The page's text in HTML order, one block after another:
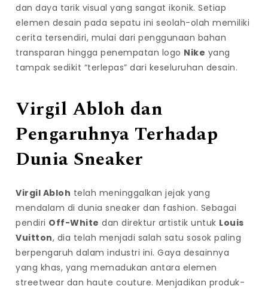
dan daya tarik visual yang sangat ikonik. Setiap
elemen desain pada sepatu ini seolah-olah memiliki
cerita tersendiri, mulai dari penggunaan bahan
transparan hingga penempatan logo Nike yang
tampak sedikit “terlepas” dari keseluruhan desain.
Virgil Abloh dan
Pengaruhnya Terhadap
Dunia Sneaker
Virgil Abloh telah meninggalkan jejak yang
mendalam di dunia sneaker dan fashion. Sebagai
pendiri Off-White dan direktur artistik untuk Louis
Vuitton, dia telah menjadi salah satu sosok paling
berpengaruh dalam industri ini. Gaya desainnya
yang khas, yang memadukan antara elemen
streetwear dan haute couture. Menjadikan produk-